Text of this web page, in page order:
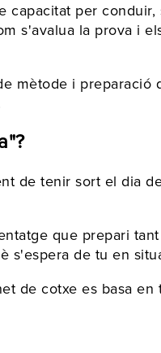
capacitat per
s'avalua la prova i
mètode i
de tenir sort el dia
que prepari
de tu en
de cotxe es basa en